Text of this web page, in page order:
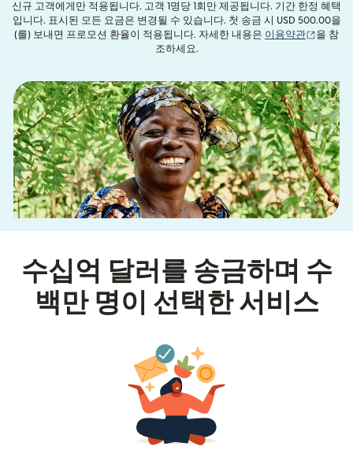
신규 고객에게만 적용됩니다. 고객 1명당 1회만 제공됩니다. 기간 한정 혜택
입니다. 표시된 모든 요금은 변경될 수 있습니다. 첫 송금 시 USD 500.00을
(를) 보내면 프로모션 환율이 적용됩니다. 자세한 내용은 이용약관 (새 창
을 참
조하세요.
수십억 달러를 송금하며 수
백만 명이 선택한 서비스